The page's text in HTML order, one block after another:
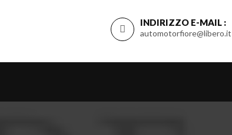
INDIRIZZO E-MAIL :
automotorfiore@libero.it